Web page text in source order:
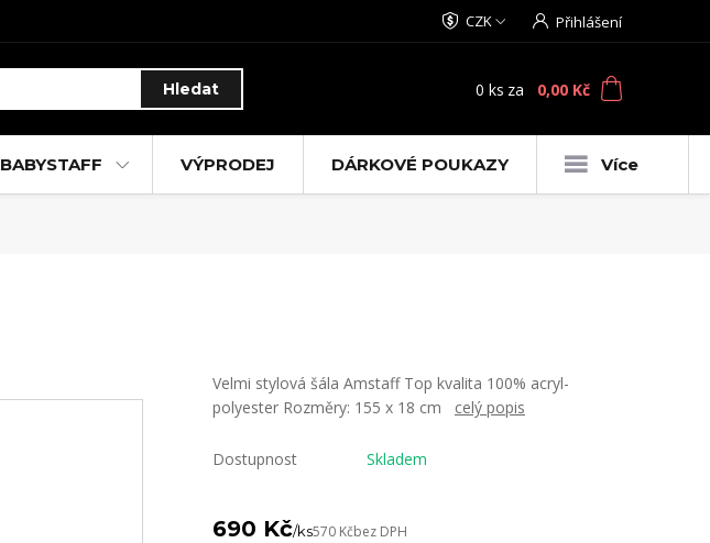
CZK Přihlášení
Hledat 0 ks za 0,00 Kč
BABYSTAFF VÝPRODEJ DÁRKOVÉ POUKAZY Více
Velmi stylová šála Amstaff Top kvalita 100% acryl-
polyester Rozměry: 155 x 18 cm celý popis
Dostupnost Skladem
690 Kč/ks570 Kčbez DPH